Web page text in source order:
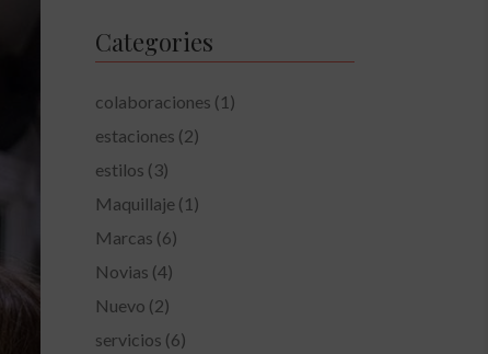
Categories
colaboraciones (1)
estaciones (2)
estilos (3)
Maquillaje(1)
Marcas (6)
Novias (4)
Nuevo (2)
servicios (6)